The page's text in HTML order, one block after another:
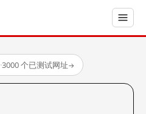
·3000 个已测试网址→